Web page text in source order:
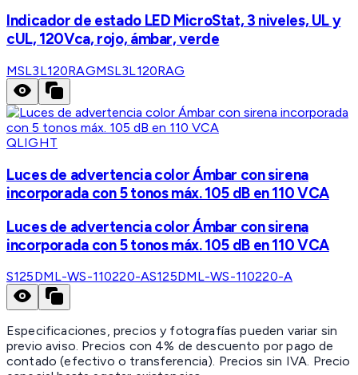
Indicador de estado LED MicroStat, 3 niveles, UL y
cUL, 120Vca, rojo, ámbar, verde
MSL3L120RAGMSL3L120RAG
QLIGHT
Luces de advertencia color Ámbar con sirena
incorporada con 5 tonos máx. 105 dB en 110 VCA
Luces de advertencia color Ámbar con sirena
incorporada con 5 tonos máx. 105 dB en 110 VCA
S125DML-WS-110220-AS125DML-WS-110220-A
Especificaciones, precios y fotografías pueden variar sin
previo aviso. Precios con 4% de descuento por pago de
contado (efectivo o transferencia). Precios sin IVA. Precio